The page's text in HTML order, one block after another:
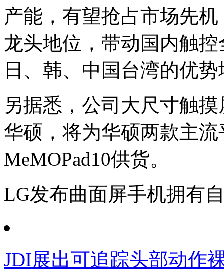
产能，有望抢占市场先
龙头地位，带动国内触
日、韩、中国台湾的优
另据悉，公司大尺寸触
华硕，将为华硕两款主流
MeMOPad10供货。
LG发布曲面屏手机拥有
JDI展出可追踪头部动作